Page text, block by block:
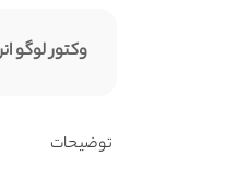
وکتور لوگو
توضیحات